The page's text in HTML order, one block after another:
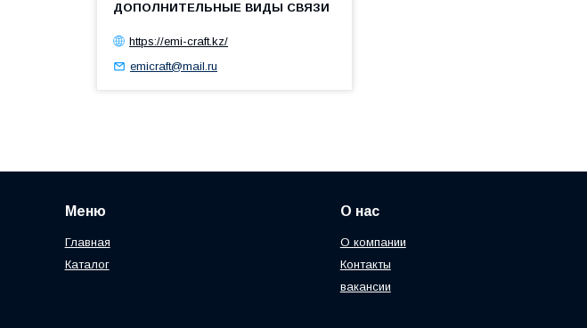
https://emi-craft.kz/
emicraft@mail.ru
Меню
Главная
Каталог
О нас
О компании
Контакты
вакансии